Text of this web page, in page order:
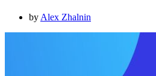
by Alex Zhalnin